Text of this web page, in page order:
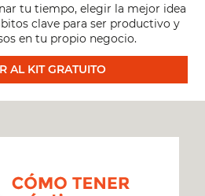
tu tiempo, elegir la mejor idea
clave para ser productivo y
en tu propio negocio.
AL KIT GRATUITO